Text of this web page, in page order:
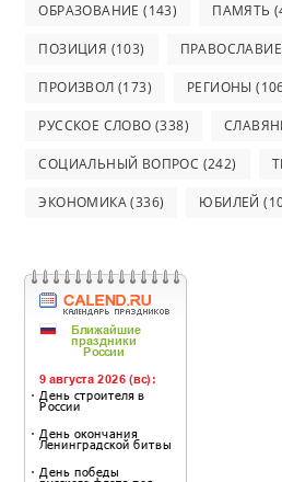
ОБРАЗОВАНИЕ (143) ПАМЯТЬ
ПОЗИЦИЯ (103) ПРАВОСЛАВИЕ
ПРОИЗВОЛ (173) РЕГИОНЫ
РУССКОЕ СЛОВО (338)
СОЦИАЛЬНЫЙ ВОПРОС (242)
ЭКОНОМИКА(336) ЮБИЛЕЙ